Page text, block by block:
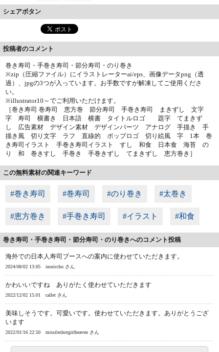
シェアボタン
投稿者のコメント
巻き寿司・手巻き寿司・節分寿司・のり巻き
※zip（圧縮ファイル）にイラストレーターai/eps、画像データpng（透
過）、jpgの3つが入っています。お手数ですが解凍してご使用くださ
い。
※illustrator10～でご利用いただけます。
［巻き寿司 巻寿司 恵方巻 節分寿司 手巻き寿司 まきずし 文字
字 寿司 横書き 日本語 横書 タイトルロゴ 題字 てまきず
し 広告素材 デザイン素材 デザインパーツ アナログ 手描き 手
描き風 切り文字 ラフ 直線的 ポップロゴ 切り絵風 字 1本 巻
き寿司イラスト 手巻き寿司イラスト すし 和食 日本食 海苔 の
り 和 巻きすし 手巻き 手巻きずし てまきずし 恵方巻き］
この無料素材の関連キーワード
#巻き寿司 #巻寿司 #のり巻き #太巻き
#恵方巻き #手巻き寿司 #イラスト #和食
巻き寿司・手巻き寿司・節分寿司・のり巻きへのコメント投稿
海外での日本人寿司ブースへの案内に使わせていただきます。
2024/08/02 13:05 inoriccho さん
かわいいですね ありがたく使わせていただきます
2022/12/02 15:01 callet さん
美味しそうです。可愛いです。使わせていただきます。ありがとうござ
います
2022/01/16 22:50 missileshotgirlheaven さん